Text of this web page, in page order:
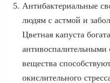
Антибактериальные
людям с астмой и
Цветная капуста
антивоспалительными
вещества
окислительного